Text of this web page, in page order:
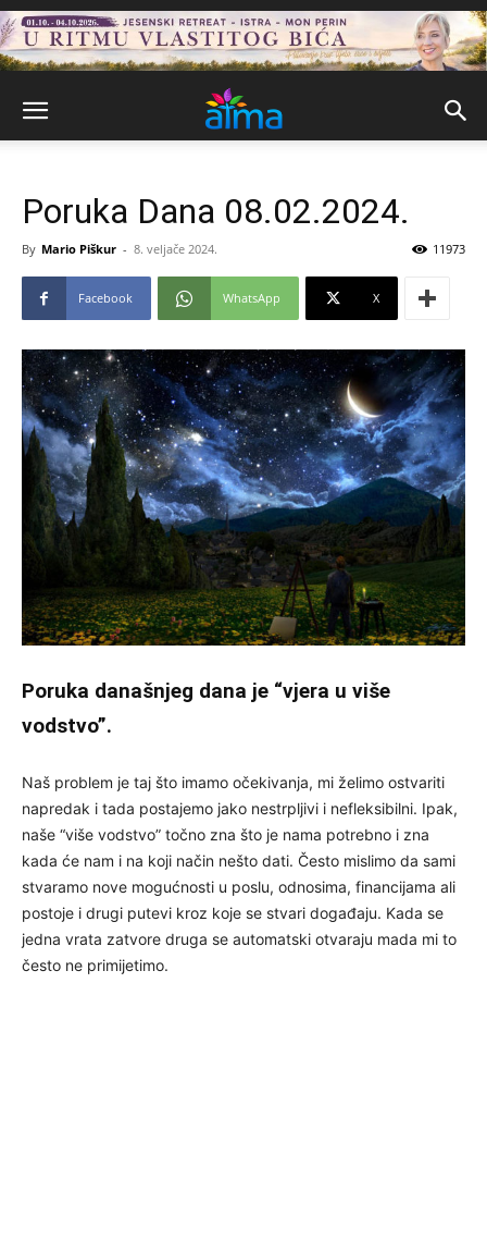
Poruka Dana 08.02.2024.
By Mario Piškur - 8. veljače 2024. 11973
Facebook WhatsApp X
Poruka današnjeg dana je “vjera u više
vodstvo”.
Naš problem je taj što imamo očekivanja, mi želimo ostvariti
napredak i tada postajemo jako nestrpljivi i nefleksibilni. Ipak,
naše “više vodstvo” točno zna što je nama potrebno i zna
kada će nam i na koji način nešto dati. Često mislimo da sami
stvaramo nove mogućnosti u poslu, odnosima, financijama ali
postoje i drugi putevi kroz koje se stvari događaju. Kada se
jedna vrata zatvore druga se automatski otvaraju mada mi to
često ne primijetimo.